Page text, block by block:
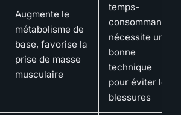
Augmente le
métabolisme de
base, favorise la
prise de masse
musculaire
temps-
consommant,
nécessite une
bonne
technique
pour éviter les
blessures